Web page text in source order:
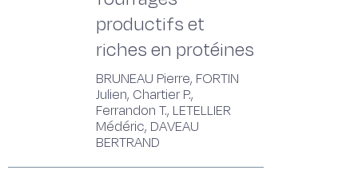
productifs et
riches en protéines
BRUNEAU Pierre, FORTIN
Julien, Chartier P.,
Ferrandon T., LETELLIER
Médéric, DAVEAU
BERTRAND